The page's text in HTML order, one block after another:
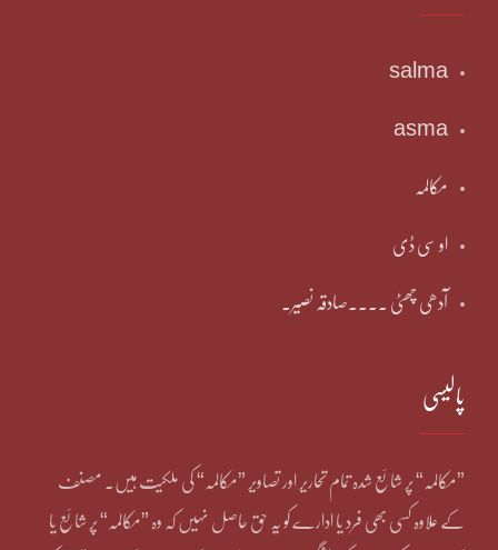
salma
asma
مکالمہ
او سی ڈی
آدھی چھٹی ۔۔۔۔صادقہ نصیر۔
پالیسی
”مکالمہ“ پر شائع شدہ تمام تحاریر اور تصاویر ”مکالمہ“ کی ملکیت ہیں۔ مصنف
کے علاوہ کسی بھی فرد یا ادارے کو یہ حق حاصل نہیں کہ وہ ”مکالمہ“ پر شائع یا